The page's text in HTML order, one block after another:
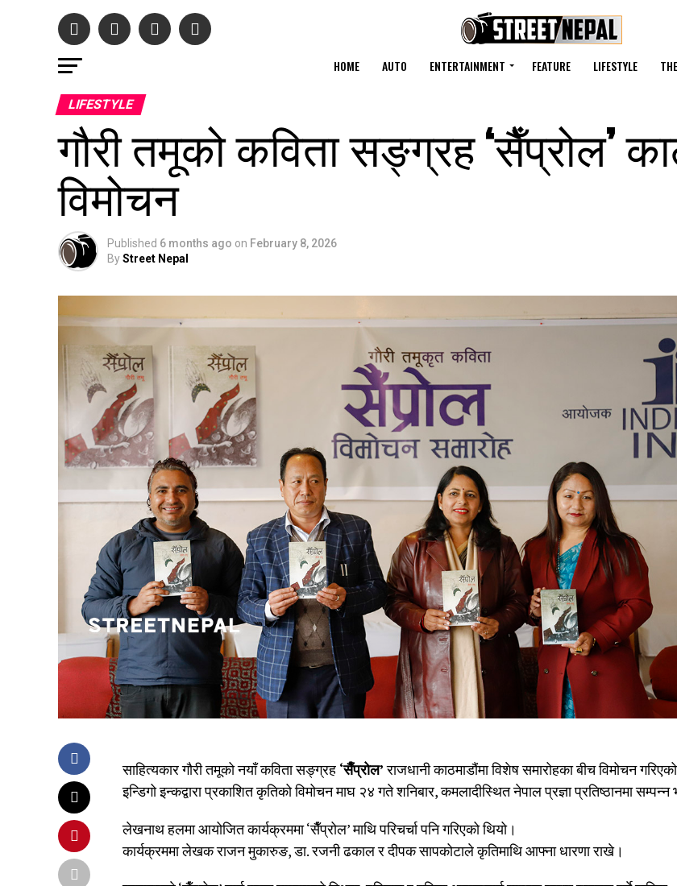
HOME AUTO ENTERTAINMENT FEATURE LIFESTYLE
LIFESTYLE
गौरी तमूको कविता सङ्ग्रह ‘सैँप्रोल’
विमोचन
Published 6 months ago on February 8, 2026
ByStreet Nepal
साहित्यकार गौरी तमूको नयाँ कविता सङ्ग्रह ‘सैँप्रोल’राजधानी काठमाडौंमा विशेष समारोहका बीच विमोचन
इन्डिगो इन्कद्वारा प्रकाशित कृतिको विमोचन माघ २४ गते शनिबार, कमलादीस्थित नेपाल प्रज्ञा प्रतिष्ठानमा सम्पन्न
लेखनाथ हलमा आयोजित कार्यक्रममा ‘सैँप्रोल’ माथि परिचर्चा पनि गरिएको थियो।
कार्यक्रममा लेखक राजन मुकारुङ, डा. रजनी ढकाल र दीपक सापकोटाले कृतिमाथि आफ्ना धारणा राखे।